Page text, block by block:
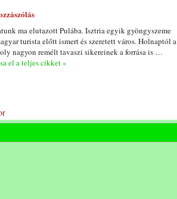
ma elutazott Pulába. Isztria egyik gyöngyszeme
turista előtt ismert és szeretett város. Holnaptól a
nagyon remélt tavaszi sikereinek a forrása is …
el a teljes cikket »